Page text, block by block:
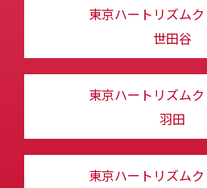
東京ハートリズム
世田谷
東京ハートリズム
羽田
東京ハートリズム